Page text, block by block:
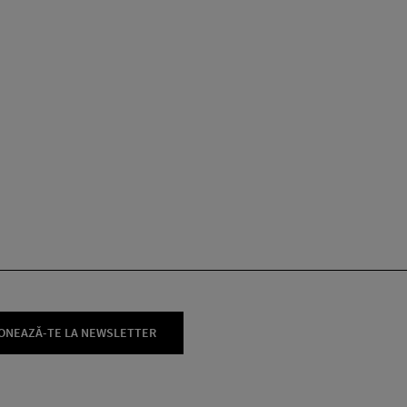
TE LA NEWSLETTER